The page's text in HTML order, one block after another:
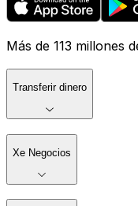
Más de 113 millones
Transferir dinero
Xe Negocios